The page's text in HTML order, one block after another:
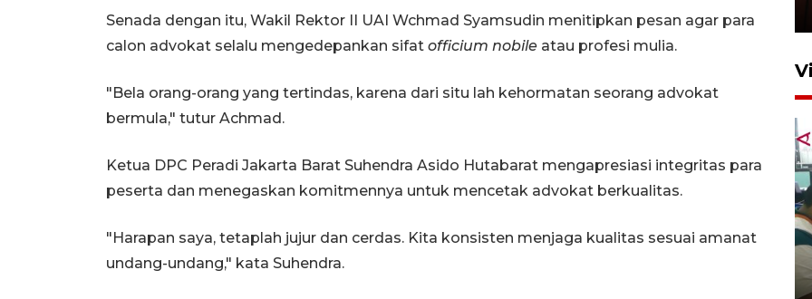
Senada dengan itu, Wakil Rektor II UAI Wchmad Syamsudin menitipkan pesan agar para
calon advokat selalu mengedepankan sifat officium nobile atau profesi mulia.
"Bela orang-orang yang tertindas, karena dari situ lah kehormatan seorang advokat
bermula," tutur Achmad.
Ketua DPC Peradi Jakarta Barat Suhendra Asido Hutabarat mengapresiasi integritas para
peserta dan menegaskan komitmennya untuk mencetak advokat berkualitas.
"Harapan saya, tetaplah jujur dan cerdas. Kita konsisten menjaga kualitas sesuai amanat
undang-undang," kata Suhendra.
Ambon ajak semua pihak buka